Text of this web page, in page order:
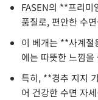
FASEN의 **프리미
품질로, 편안한 수
이 베개는 **사계절
에는 따뜻한 느낌
특히, **경추 지지
어 건강한 수면 자